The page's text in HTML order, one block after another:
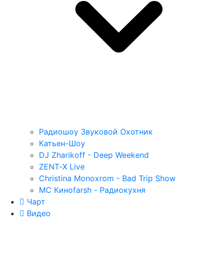
Радиошоу Звуковой Охотник
Катьен-Шоу
DJ Zharikoff - Deep Weekend
ZENT‑X Live
Christina Monoxrom - Bad Trip Show
MC Киноfarsh - Радиокухня
Чарт
Видео